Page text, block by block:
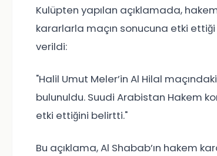
Kulüpten yapılan açıklamada,
kararlarla maçın sonucuna etki ettiği
verildi:
"Halil Umut Meler’in Al Hilal
bulunuldu. Suudi Arabistan Hakem
etki ettiğini belirtti."
Bu açıklama, Al Shabab’ın hakem